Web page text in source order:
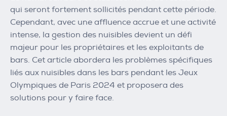
qui seront fortement sollicités pendant cette période.
Cependant, avec une affluence accrue et une activité
intense, la gestion des nuisibles devient un défi
majeur pour les propriétaires et les exploitants de
bars. Cet article abordera les problèmes spécifiques
liés aux nuisibles dans les bars pendant les Jeux
Olympiques de Paris 2024 et proposera des
solutions pour y faire face.